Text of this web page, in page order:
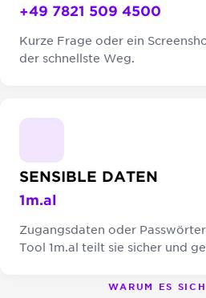
+49 7821 509 4500
Kurze Frage oder ein
der schnellste Weg.
SENSIBLE DATEN
1m.al
Zugangsdaten oder
Tool 1m.al teilt sie sicher und
WARUM ES